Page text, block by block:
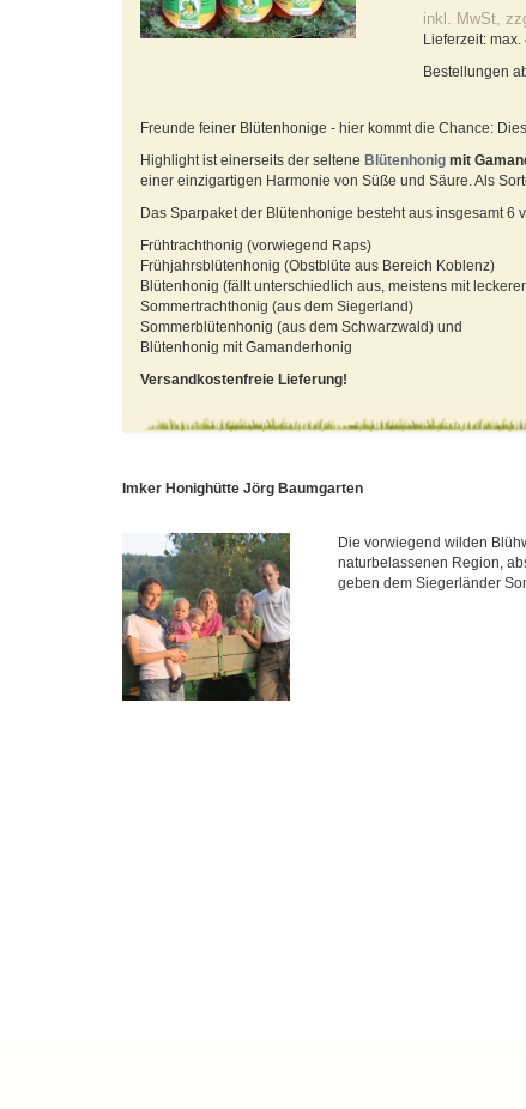
inkl. MwSt,
Lieferzeit: max.
Bestellungen
Freunde feiner Blütenhonige - hier kommt die Chance:
Highlight ist einerseits der seltene Blütenhonig mit
einer einzigartigen Harmonie von Süße und Säure. Als
Das Sparpaket der Blütenhonige besteht aus insgesamt
Frühtrachthonig (vorwiegend Raps)
Frühjahrsblütenhonig (Obstblüte aus Bereich Koblenz)
Blütenhonig (fällt unterschiedlich aus, meistens mit
Sommertrachthonig (aus dem Siegerland)
Sommerblütenhonig (aus dem Schwarzwald) und
Blütenhonig mit Gamanderhonig
Versandkostenfreie Lieferung!
Imker Honighütte Jörg Baumgarten
Die vorwiegend wilden
naturbelassenen Region,
geben dem Siegerländer